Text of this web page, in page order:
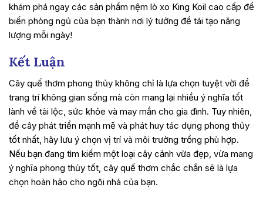
khám phá ngay các sản phẩm nệm lò xo King Koil cao cấp để
biến phòng ngủ của bạn thành nơi lý tưởng để tái tạo năng
lượng mỗi ngày!
Kết Luận
Cây quế thơm phong thủy không chỉ là lựa chọn tuyệt vời để
trang trí không gian sống mà còn mang lại nhiều ý nghĩa tốt
lành về tài lộc, sức khỏe và may mắn cho gia đình. Tuy nhiên,
để cây phát triển mạnh mẽ và phát huy tác dụng phong thủy
tốt nhất, hãy lưu ý chọn vị trí và môi trường trồng phù hợp.
Nếu bạn đang tìm kiếm một loại cây cảnh vừa đẹp, vừa mang
ý nghĩa phong thủy tốt, cây quế thơm chắc chắn sẽ là lựa
chọn hoàn hảo cho ngôi nhà của bạn.